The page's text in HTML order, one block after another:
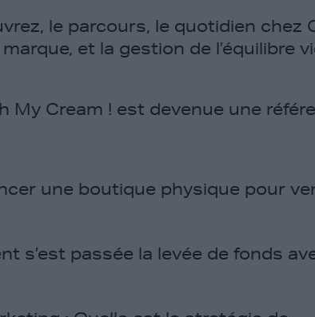
le parcours, le quotidien chez
et la gestion de l’équilibre
My Cream ! est devenue une
une boutique physique pour
s’est passée la levée de fonds